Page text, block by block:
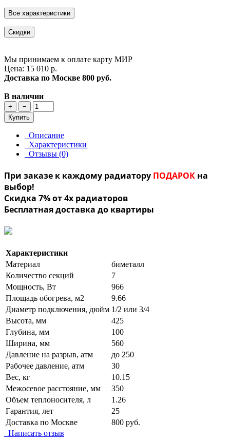
Все характеристики
Скидки
Мы принимаем к оплате карту МИР
Цена: 15 010 р.
Доставка по Москве 800 руб.
В наличии
+
−
Купить
Описание
Характеристики
Отзывы (0)
При заказе к каждому радиатору ПОДАРОК на
выбор!
Скидка 7% от 4х радиаторов
Бесплатная доставка до квартиры
Характеристики
Материал
биметалл
Количество секций
7
Мощность, Вт
966
Площадь обогрева, м2
9.66
Диаметр подключения, дюйм 1/2 или 3/4
Высота, мм
425
Глубина, мм
100
Ширина, мм
560
Давление на разрыв, атм
до 250
Рабочее давление, атм
30
Вес, кг
10.15
Межосевое расстояние, мм
350
Объем теплоносителя, л
1.26
Гарантия, лет
25
Доставка по Москве
800 руб.
Написать отзыв